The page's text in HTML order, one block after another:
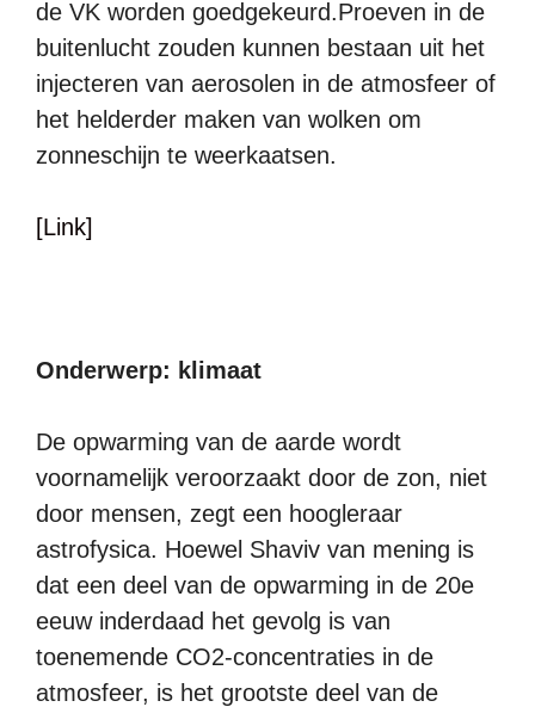
de VK worden goedgekeurd.Proeven in de
buitenlucht zouden kunnen bestaan uit het
injecteren van aerosolen in de atmosfeer of
het helderder maken van wolken om
zonneschijn te weerkaatsen.
[Link]
Onderwerp: klimaat
De opwarming van de aarde wordt
voornamelijk veroorzaakt door de zon, niet
door mensen, zegt een hoogleraar
astrofysica. Hoewel Shaviv van mening is
dat een deel van de opwarming in de 20e
eeuw inderdaad het gevolg is van
toenemende CO2-concentraties in de
atmosfeer, is het grootste deel van de